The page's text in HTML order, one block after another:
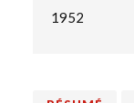
1952